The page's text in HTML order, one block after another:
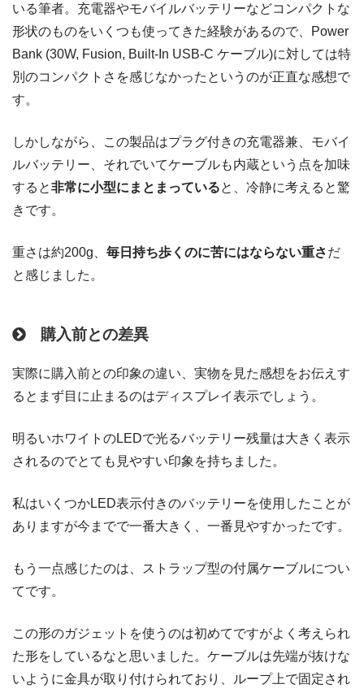
いる筆者。充電器やモバイルバッテリーなどコンパクトな
形状のものをいくつも使ってきた経験があるので、Power
Bank (30W, Fusion, Built-In USB-C ケーブル)に対しては特
別のコンパクトさを感じなかったというのが正直な感想で
す。
しかしながら、この製品はプラグ付きの充電器兼、モバイ
ルバッテリー、それでいてケーブルも内蔵という点を加味
すると非常に小型にまとまっていると、冷静に考えると驚
きです。
重さは約200g、 毎日持ち歩くのに苦にはならない重さだ
と感じました。
購入前との差異
実際に購入前との印象の違い、実物を見た感想をお伝えす
るとまず目に止まるのはディスプレイ表示でしょう。
明るいホワイトのLEDで光るバッテリー残量は大きく表示
されるのでとても見やすい印象を持ちました。
私はいくつかLED表示付きのバッテリーを使用したことが
ありますが今までで一番大きく、一番見やすかったです。
もう一点感じたのは、ストラップ型の付属ケーブルについ
てです。
この形のガジェットを使うのは初めてですがよく考えられ
た形をしているなと思いました。ケーブルは先端が抜けな
いように金具が取り付けられており、ループ上で固定され